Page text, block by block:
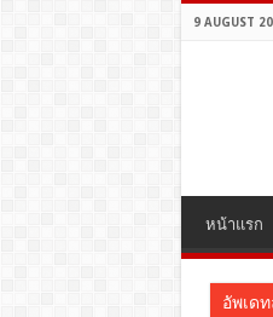
9 AUGUST
หน้าแรก
อัพเด